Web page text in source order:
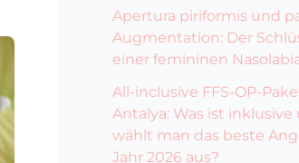
Apertura piriformis und
Augmentation: Der
einer femininen
All-inclusive FFS-OP-
Antalya: Was ist inklusive
wählt man das beste
Jahr 2026 aus?